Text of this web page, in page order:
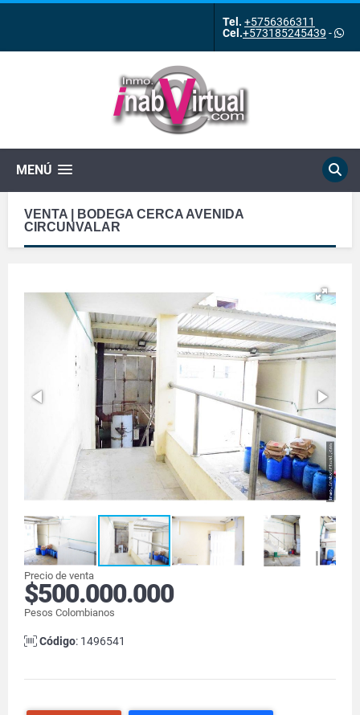
Tel. +5756366311
Cel.+573185245439 -
MENÚ
VENTA | BODEGA CERCA AVENIDA
CIRCUNVALAR
Precio de venta
$500.000.000
Pesos Colombianos
Código: 1496541